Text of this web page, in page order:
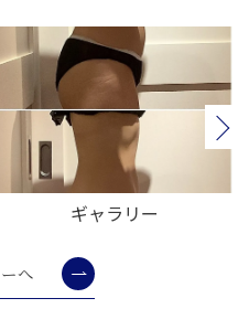
ギャラリー
へ